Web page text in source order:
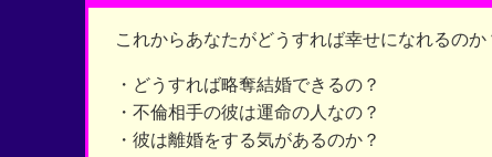
これからあなたがどうすれば幸せになれるのか
・どうすれば略奪結婚できるの？
・不倫相手の彼は運命の人なの？
・彼は離婚をする気があるのか？